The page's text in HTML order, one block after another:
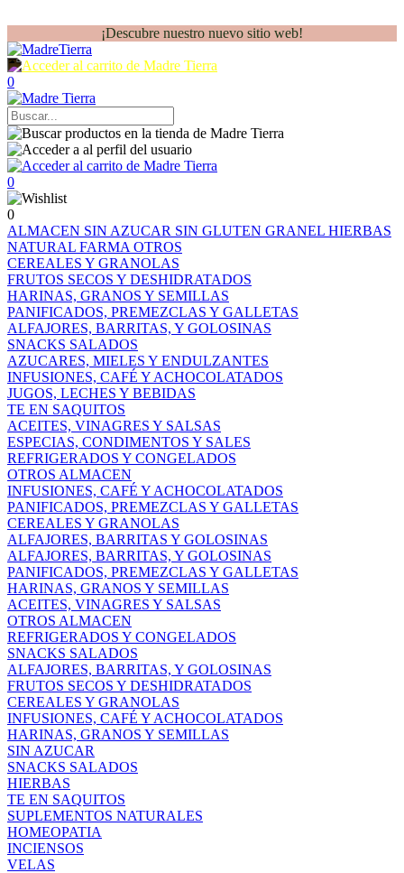
¡Descubre nuestro nuevo sitio web!
0
0
0
ALMACEN SIN AZUCAR SIN GLUTEN GRANEL HIERBAS
NATURAL FARMA OTROS
CEREALES Y GRANOLAS
FRUTOS SECOS Y DESHIDRATADOS
HARINAS, GRANOS Y SEMILLAS
PANIFICADOS, PREMEZCLAS Y GALLETAS
ALFAJORES, BARRITAS, Y GOLOSINAS
SNACKS SALADOS
AZUCARES, MIELES Y ENDULZANTES
INFUSIONES, CAFÉ Y ACHOCOLATADOS
JUGOS, LECHES Y BEBIDAS
TE EN SAQUITOS
ACEITES, VINAGRES Y SALSAS
ESPECIAS, CONDIMENTOS Y SALES
REFRIGERADOS Y CONGELADOS
OTROS ALMACEN
INFUSIONES, CAFÉ Y ACHOCOLATADOS
PANIFICADOS, PREMEZCLAS Y GALLETAS
CEREALES Y GRANOLAS
ALFAJORES, BARRITAS Y GOLOSINAS
ALFAJORES, BARRITAS, Y GOLOSINAS
PANIFICADOS, PREMEZCLAS Y GALLETAS
HARINAS, GRANOS Y SEMILLAS
ACEITES, VINAGRES Y SALSAS
OTROS ALMACEN
REFRIGERADOS Y CONGELADOS
SNACKS SALADOS
ALFAJORES, BARRITAS, Y GOLOSINAS
FRUTOS SECOS Y DESHIDRATADOS
CEREALES Y GRANOLAS
INFUSIONES, CAFÉ Y ACHOCOLATADOS
HARINAS, GRANOS Y SEMILLAS
SIN AZUCAR
SNACKS SALADOS
HIERBAS
TE EN SAQUITOS
SUPLEMENTOS NATURALES
HOMEOPATIA
INCIENSOS
VELAS